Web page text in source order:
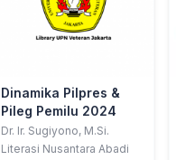
Dinamika Pilpres &
Pileg Pemilu 2024
Dr. lr. Sugiyono, M.Si.
Literasi Nusantara Abadi